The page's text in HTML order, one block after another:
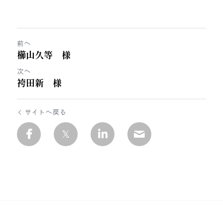
前へ
櫛山久等 様
次へ
袴田新 様
サイトへ戻る